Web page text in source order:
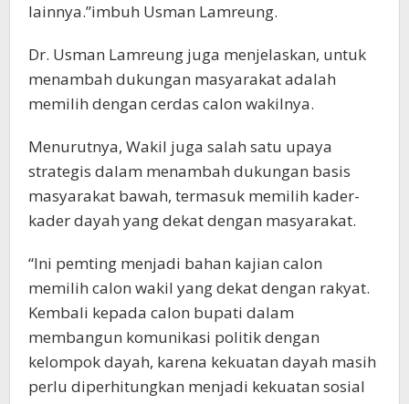
lainnya.”imbuh Usman Lamreung.
Dr. Usman Lamreung juga menjelaskan, untuk
menambah dukungan masyarakat adalah
memilih dengan cerdas calon wakilnya.
Menurutnya, Wakil juga salah satu upaya
strategis dalam menambah dukungan basis
masyarakat bawah, termasuk memilih kader-
kader dayah yang dekat dengan masyarakat.
“Ini pemting menjadi bahan kajian calon
memilih calon wakil yang dekat dengan rakyat.
Kembali kepada calon bupati dalam
membangun komunikasi politik dengan
kelompok dayah, karena kekuatan dayah masih
perlu diperhitungkan menjadi kekuatan sosial